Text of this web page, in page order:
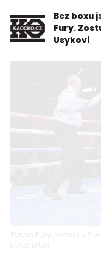
Bez boxu
Fury.
Usykovi